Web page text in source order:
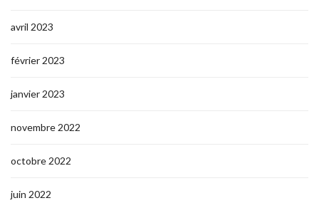
avril 2023
février 2023
janvier 2023
novembre 2022
octobre 2022
juin 2022